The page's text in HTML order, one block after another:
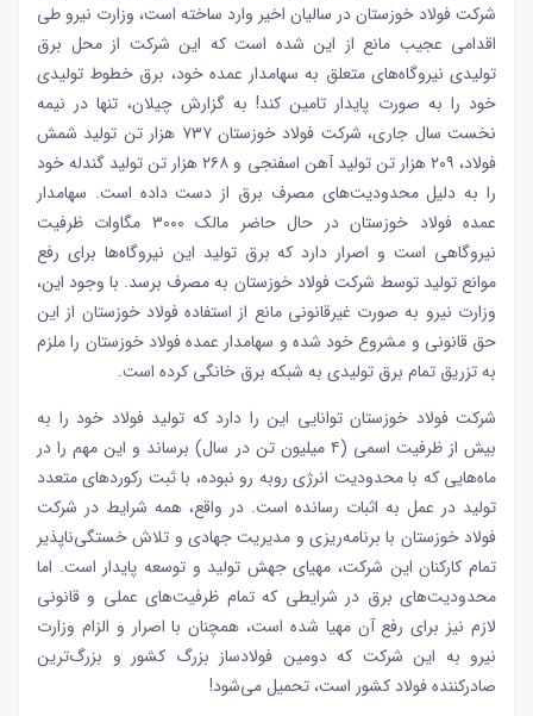
شرکتفولاد خوزستاندر سالیان اخیر وارد ساخته است، وزارت نیرو طی
اقدامی عجیب مانع از این شده است که این شرکت از محل برق
تولیدی نیروگاه‌‌‌های متعلق به سهامدار عمده خود، برق خطوط تولیدی
خود را به صورت پایدار تامین کند! به گزارش چیلان، تنها در نیمه
نخست سال جاری، شرکت فولاد خوزستان ۷۳۷ هزار تن تولید شمش
فولاد، ۲۰۹ هزار تن تولید آهن اسفنجی و ۲۶۸ هزار تن تولید گندله خود
را به دلیل محدودیت‌های مصرف برق از دست داده است. سهامدار
عمده فولاد خوزستان در حال حاضر مالک ۳۰۰۰ مگاوات ظرفیت
نیروگاهی است و اصرار دارد که برق تولید این نیروگاه‌‌‌ها برای رفع
موانع تولید توسط شرکت فولاد خوزستان به مصرف برسد. با وجود این،
وزارت نیرو به صورت غیرقانونی مانع از استفاده فولاد خوزستان از این
حق قانونی و مشروع خود شده و سهامدار عمده فولاد خوزستان را ملزم
به تزریق تمام برق تولیدی به شبکه برق خانگی کرده است.
شرکت فولاد خوزستان توانایی این را دارد که تولید فولاد خود را به
بیش از ظرفیت اسمی (۴ میلیون تن در سال) برساند و این مهم را در
ماه‌‌‌هایی که با محدودیت انرژی روبه رو نبوده، با ثبت رکوردهای متعدد
تولید در عمل به اثبات رسانده است. در واقع، همه شرایط در شرکت
فولاد خوزستان با برنامه‌‌‌ریزی و مدیریت جهادی و تلاش خستگی‌‌‌ناپذیر
تمام کارکنان این شرکت، مهیای جهش تولید و توسعه پایدار است. اما
محدودیت‌های برق در شرایطی که تمام ظرفیت‌‌‌های عملی و قانونی
لازم نیز برای رفع آن مهیا شده است، همچنان با اصرار و الزام وزارت
نیرو به این شرکت که دومین فولادساز بزرگ کشور و بزرگ‌ترین
صادرکننده فولاد کشور است، تحمیل می‌شود!